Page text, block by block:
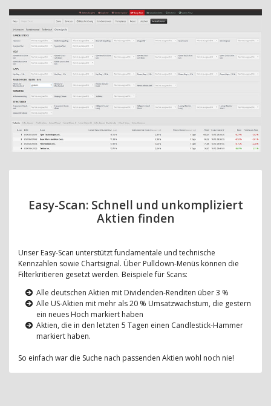
Easy-Scan: Schnell und unkompliziert
Aktien finden
Unser Easy-Scan unterstützt fundamentale und technische
Kennzahlen sowie Chartsignal. Über Pulldown-Menüs können die
Filterkritieren gesetzt werden. Beispiele für Scans:
Alle deutschen Aktien mit Dividenden-Renditen über 3 %
Alle US-Aktien mit mehr als 20 % Umsatzwachstum, die gestern
ein neues Hoch markiert haben
Aktien, die in den letzten 5 Tagen einen Candlestick-Hammer
markiert haben.
So einfach war die Suche nach passenden Aktien wohl noch nie!